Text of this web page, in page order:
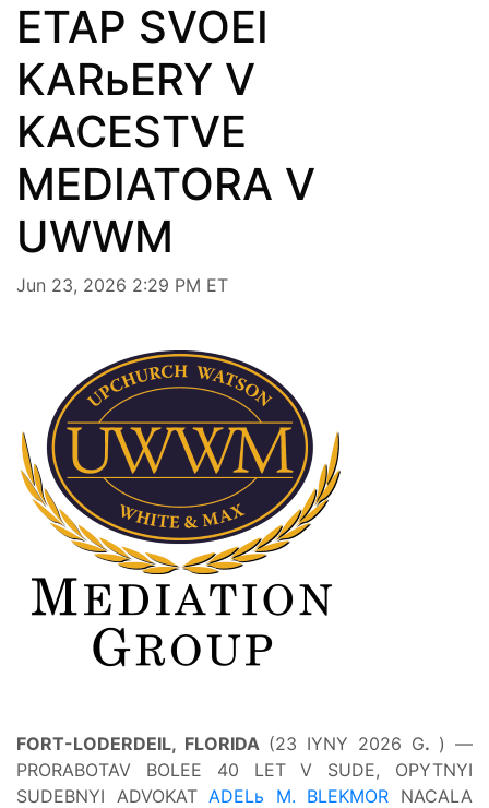
ETAP SVOEI
KARьERY V
KACESTVE
MEDIATORA V
UWWM
Jun 23, 2026 2:29 PM ET
FORT-LODERDEIL, FLORIDA (23 IYNY 2026 G. ) —
PRORABOTAV BOLEE 40 LET V SUDE, OPYTNYI
SUDEBNYI ADVOKAT ADELь M. BLEKMOR NACALA